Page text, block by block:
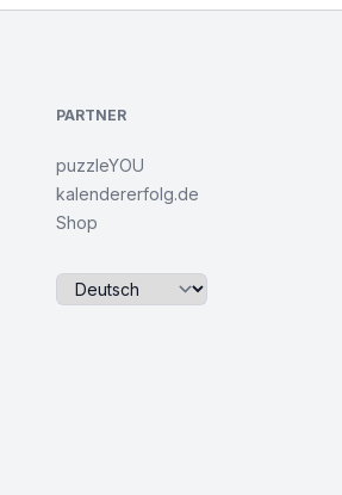
PARTNER
puzzleYOU
kalendererfolg.de
Shop